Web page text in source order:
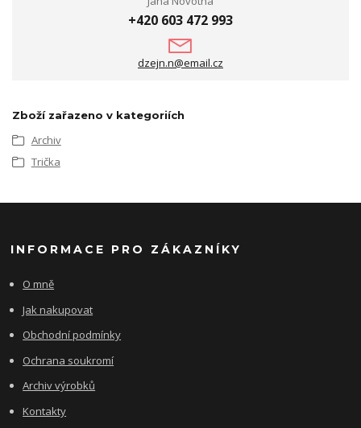
+420 603 472 993
dzejn.n@email.cz
Zboží zařazeno v kategoriích
Archiv
Trička
INFORMACE PRO ZÁKAZNÍKY
O mně
Jak nakupovat
Obchodní podmínky
Ochrana soukromí
Archiv výrobků
Kontakty